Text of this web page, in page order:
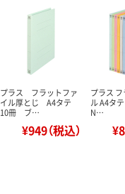
プラス フラットファ
イル厚とじ A4タテ
10冊 ブ…
¥949（税込）
プラス
ル A4タ
N…